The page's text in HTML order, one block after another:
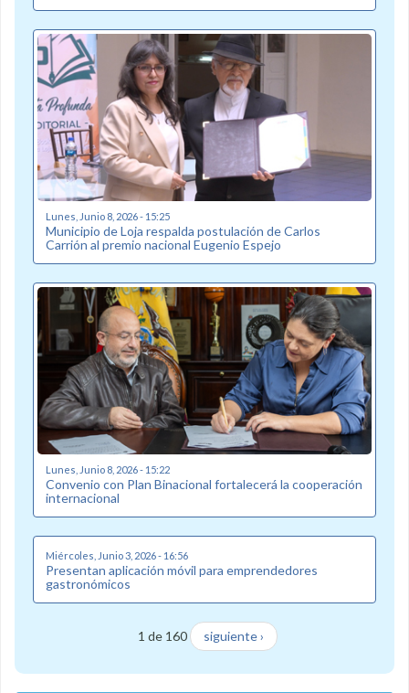
Lunes, Junio 8, 2026 - 15:25
Municipio de Loja respalda postulación de Carlos
Carrión al premio nacional Eugenio Espejo
Lunes, Junio 8, 2026 - 15:22
Convenio con Plan Binacional fortalecerá la cooperación
internacional
Miércoles, Junio 3, 2026 - 16:56
Presentan aplicación móvil para emprendedores
gastronómicos
1 de 160 siguiente ›